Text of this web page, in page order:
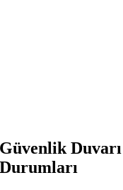
Güvenlik
Durumları